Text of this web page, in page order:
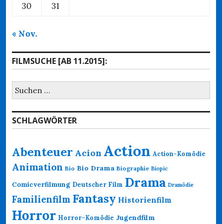
30 31
« Nov.
FILMSUCHE [AB 11.2015]:
Suchen
nach:
SCHLAGWÖRTER
Abenteuer Acion Action Action-Komödie
Animation Bio Bio Drama Biographie Biopic
Comicverfilmung Deutscher Film Drama Dramödie
Familienfilm Fantasy Historienfilm
Horror Horror-Komödie Jugendfilm